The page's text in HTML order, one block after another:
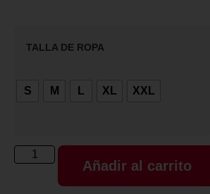
TALLA DE ROPA
S M L XL XXL
Añadir al carrito